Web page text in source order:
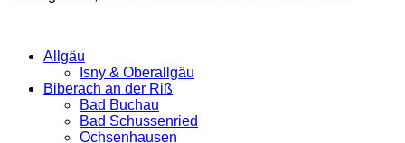
Allgäu
Isny & Oberallgäu
Biberach an der Riß
Bad Buchau
Bad Schussenried
Ochsenhausen